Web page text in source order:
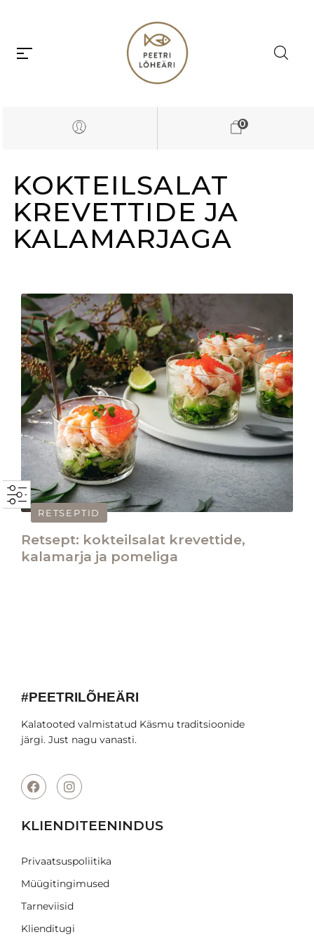
0
KOKTEILSALAT
KREVETTIDE JA
KALAMARJAGA
RETSEPTID
Retsept: kokteilsalat krevettide,
kalamarja ja pomeliga
#PEETRILÕHEÄRI
Kalatooted valmistatud Käsmu traditsioonide
järgi. Just nagu vanasti.
KLIENDITEENINDUS
Privaatsuspoliitika
Müügitingimused
Tarneviisid
Klienditugi